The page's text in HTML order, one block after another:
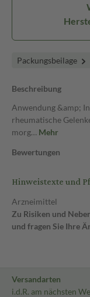
Packungsbeilage
Beschreibung
Anwendung &amp;
rheumatische
morg… Mehr
Bewertungen
Hinweistexte und
Arzneimittel
Zu Risiken und
und fragen Sie Ihre
Versandarten
i.d.R. am nächsten